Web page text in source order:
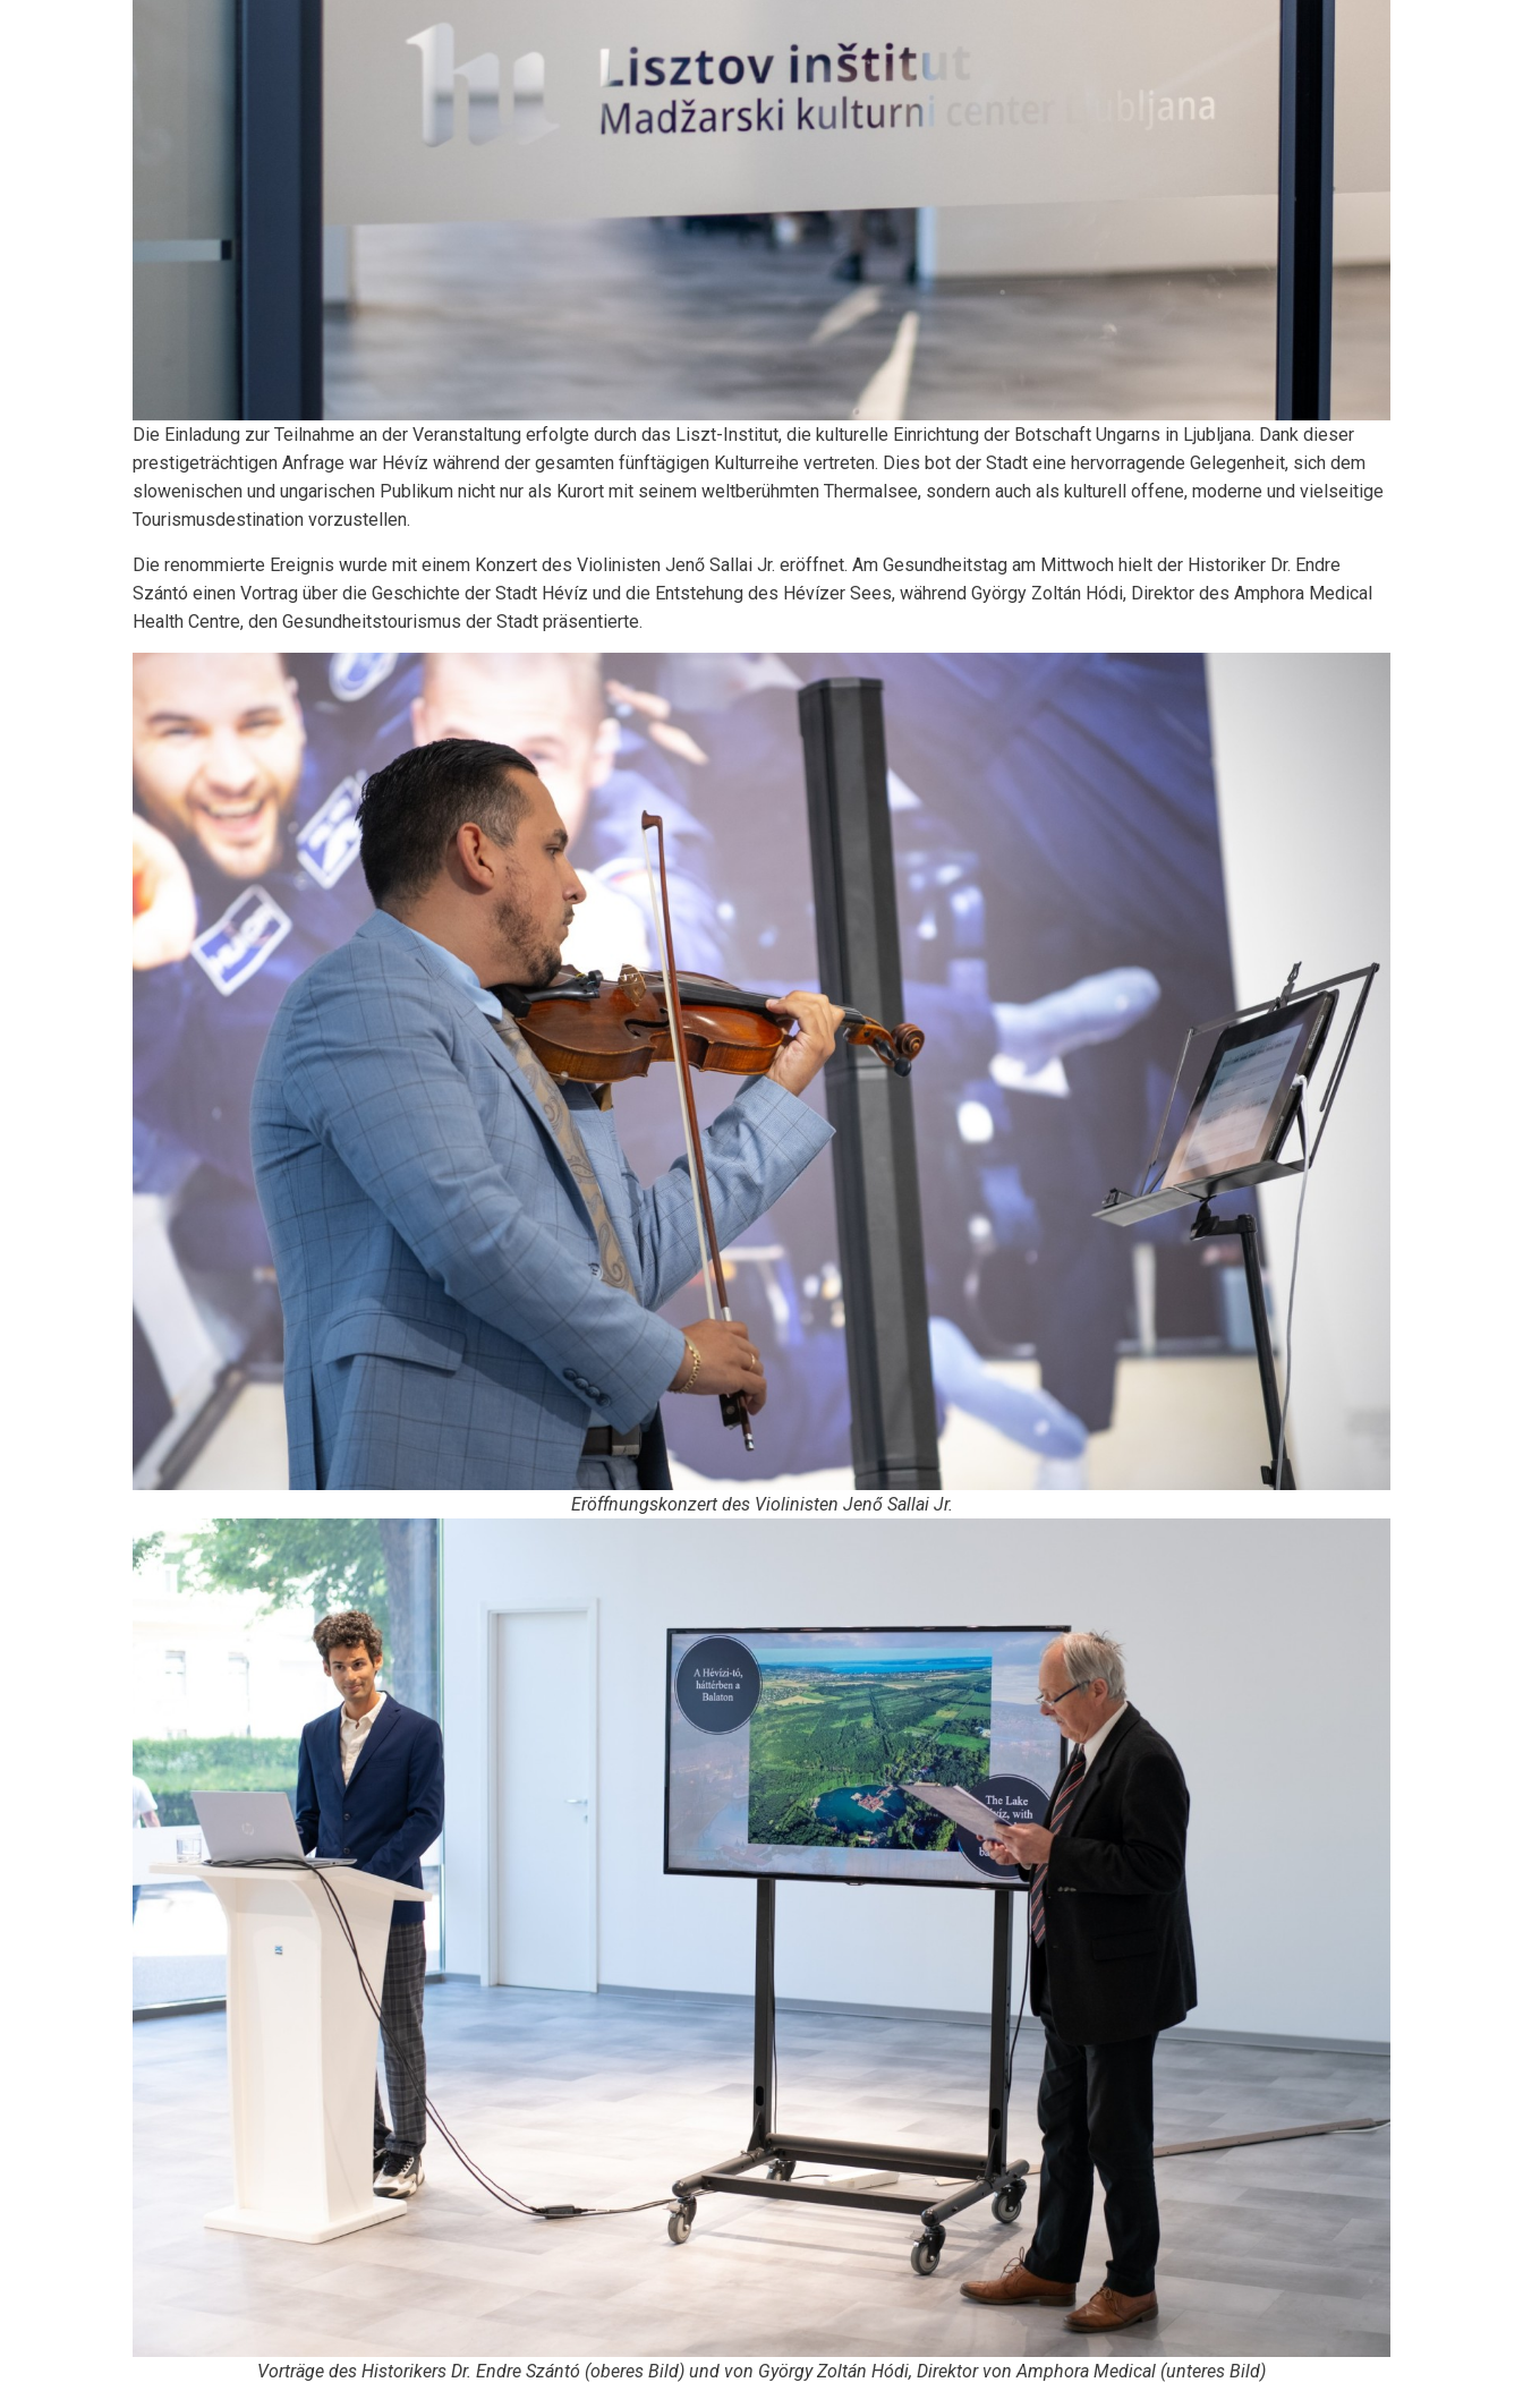
Die Einladung zur Teilnahme an der Veranstaltung erfolgte durch das Liszt-Institut, die kulturelle Einrichtung der Botschaft Ungarns in Ljubljana. Dank dieser
prestigeträchtigen Anfrage war Hévíz während der gesamten fünftägigen Kulturreihe vertreten. Dies bot der Stadt eine hervorragende Gelegenheit, sich dem
slowenischen und ungarischen Publikum nicht nur als Kurort mit seinem weltberühmten Thermalsee, sondern auch als kulturell offene, moderne und vielseitige
Tourismusdestination vorzustellen.
Die renommierte Ereignis wurde mit einem Konzert des Violinisten Jenő Sallai Jr. eröffnet. Am Gesundheitstag am Mittwoch hielt der Historiker Dr. Endre
Szántó einen Vortrag über die Geschichte der Stadt Hévíz und die Entstehung des Hévízer Sees, während György Zoltán Hódi, Direktor des Amphora Medical
Health Centre, den Gesundheitstourismus der Stadt präsentierte.
Eröffnungskonzert des Violinisten Jenő Sallai Jr.
Vorträge des Historikers Dr. Endre Szántó (oberes Bild) und von György Zoltán Hódi, Direktor von Amphora Medical (unteres Bild)